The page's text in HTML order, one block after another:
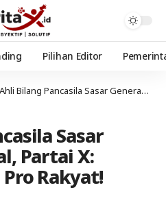
Pilihan Editor
Ahli Bilang Pancasila Sasar Generasi Digital, Partai X: Ideologi Harus Pro Rakyat!
Sasar
Partai X:
Rakyat!